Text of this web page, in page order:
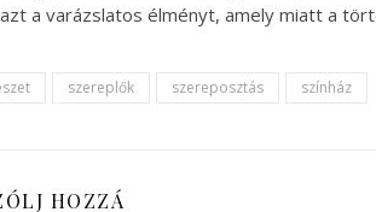
a varázslatos élményt, amely miatt a
szereplők szereposztás színház
HOZZÁ